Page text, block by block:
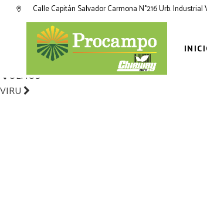
Calle Capitán Salvador Carmona N°216 Urb.
TRUJILLO
(044) 232-936 / 951 947 560
Av. César Vallejo 282, Trujillo
OLMOS
VIRU